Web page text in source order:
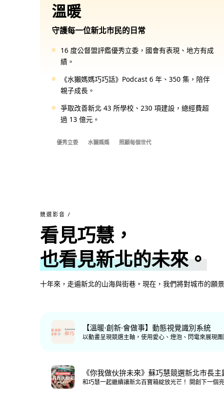
溫暖
守護每一位新北市民的日常
16 度公督盟評鑑優秀立委，國會有表現、地方有成
績。
《水獺媽媽巧巧話》Podcast 6 年、350 集，陪伴
親子成長。
爭取改善新北 43 所學校、230 項建設，總經費超
過 13 億元。
優秀立委 水獺媽媽 照顧每個世代
競選影音 /
看見巧慧，
也看見新北的未來。
十年來，走遍新北的山海與街巷。現在，我們將對城市的願
【溫暖·創新·會做事】動態視覺識別系統
以動畫呈現競選主軸，使用愛心、燈泡、閃電來展現團
《你我做伙拚未來》蘇巧慧競選新北市長主
和巧慧一起繼續讓新北百寶箱綻放光芒！ 開創下一個